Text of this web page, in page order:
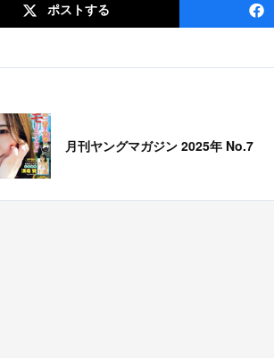
ポストする
月刊ヤングマガジン 2025年 No.7